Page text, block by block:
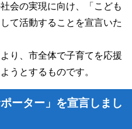
会の実現に向け、「こども
て活動することを宣言いた
り、市全体で子育てを応援
うとするものです。
ーター」を宣言しまし